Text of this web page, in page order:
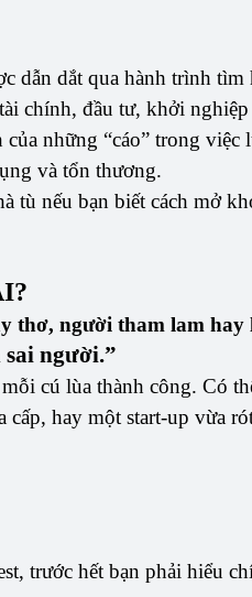
dẫn dắt qua hành trình tìm
chính, đầu tư, khởi
những “cáo” trong việc
và tổn thương.
tù nếu bạn biết cách mở
thơ, người tham lam hay
người.”
cú lùa thành công. Có
hay một start-up vừa
trước hết bạn phải hiểu